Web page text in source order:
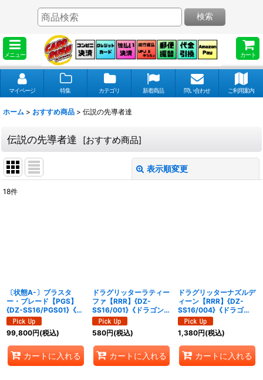
メニュー カート
検索
マイページ 特集 カテゴリ 新着商品 問い合わせ ご利用案内
ホーム > おすすめ商品 > 伝説の先導者達
伝説の先導者達 [おすすめ商品]
表示順変更
18件
〔状態A-〕ブラスタ
ー・ブレード【PGS】
{DZ-SS16/PGS01}《ロ
イヤルパラディン》
99,800円(税込)
カートに入れる
ドラグリッターラティー
ファ【RRR】{DZ-
SS16/001}《ドラゴンエ
ンパイア》
580円(税込)
カートに入れる
ドラグリッターナズルデ
ィーン【RRR】{DZ-
SS16/004}《ドラゴン
エンパイア》
1,380円(税込)
カートに入れる